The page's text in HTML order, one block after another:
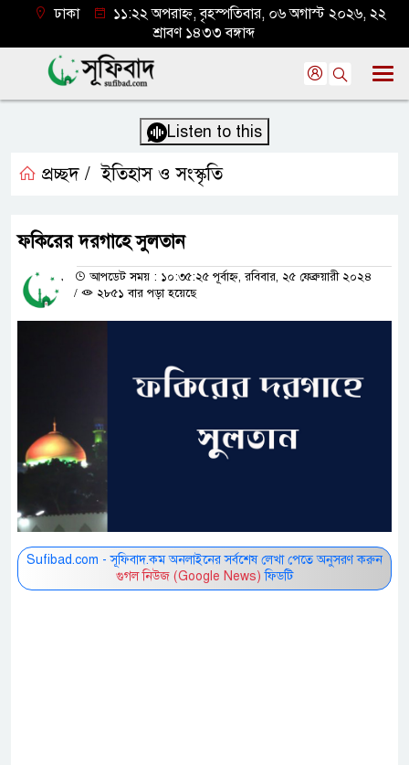
ঢাকা
১১:২২ অপরাহ্ন, বৃহস্পতিবার, ০৬ অগাস্ট ২০২৬, ২২
শ্রাবণ ১৪৩৩ বঙ্গাব্দ
Listen to this
প্রচ্ছদ / ইতিহাস ও সংস্কৃতি
ফকিরের দরগাহে সুলতান
আপডেট সময় : ১০:৩৫:২৫ পূর্বাহ্ন, রবিবার, ২৫ ফেব্রুয়ারী ২০২৪
/
২৮৫১ বার পড়া হয়েছে
Sufibad.com - সূফিবাদ.কম অনলাইনের সর্বশেষ লেখা পেতে অনুসরণ করুন
গুগল নিউজ (Google News) ফিডটি